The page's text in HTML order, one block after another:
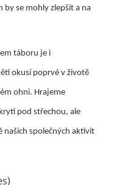
se mohly zlepšit a na
táboru je i
okusí poprvé v životě
ohni. Hrajeme
pod střechou, ale
našich společných aktivit